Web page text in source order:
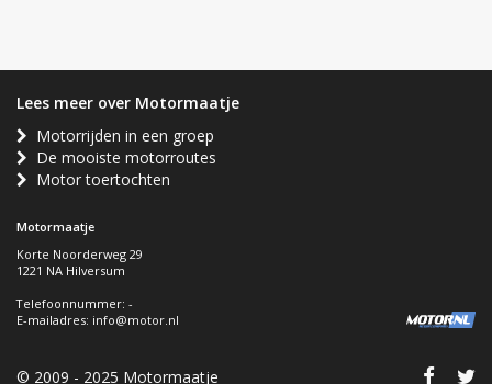
Lees meer over Motormaatje
Motorrijden in een groep
De mooiste motorroutes
Motor toertochten
Motormaatje
Korte Noorderweg 29
1221 NA Hilversum
Telefoonnummer: -
E-mailadres: info@motor.nl
© 2009 - 2025 Motormaatje